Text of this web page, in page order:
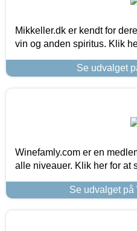
Mikkeller.dk er kendt for
vin og anden spiritus. Klik
Se udvalget
Winefamly.com er en
alle niveauer. Klik her for at
Se udvalget på